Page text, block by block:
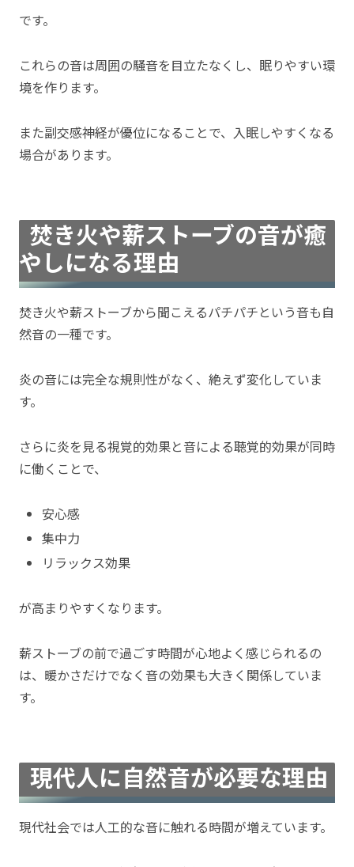
です。
これらの音は周囲の騒音を目立たなくし、眠りやすい環
境を作ります。
また副交感神経が優位になることで、入眠しやすくなる
場合があります。
焚き火や薪ストーブの音が癒
やしになる理由
焚き火や薪ストーブから聞こえるパチパチという音も自
然音の一種です。
炎の音には完全な規則性がなく、絶えず変化していま
す。
さらに炎を見る視覚的効果と音による聴覚的効果が同時
に働くことで、
安心感
集中力
リラックス効果
が高まりやすくなります。
薪ストーブの前で過ごす時間が心地よく感じられるの
は、暖かさだけでなく音の効果も大きく関係していま
す。
現代人に自然音が必要な理由
現代社会では人工的な音に触れる時間が増えています。